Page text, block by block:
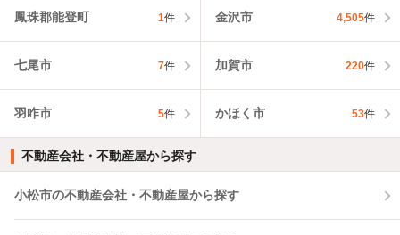
鳳珠郡能登町 1件 金沢市 4,505件
七尾市 7件 加賀市 220件
羽咋市 5件 かほく市 53件
不動産会社・不動産屋から探す
小松市の不動産会社・不動産屋から探す